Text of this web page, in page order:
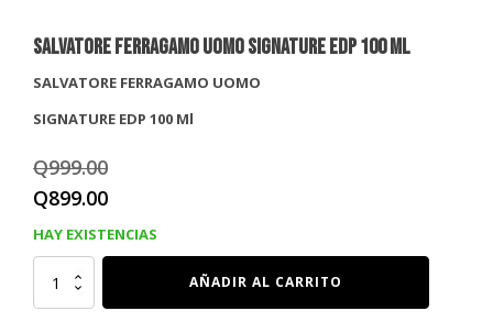
SALVATORE FERRAGAMO UOMO SIGNATURE EDP 100 Ml
SALVATORE FERRAGAMO UOMO
SIGNATURE EDP 100 Ml
Q999.00
El
precio
original
era:
Q899.00El
precio
actual
HAY EXISTENCIAS
SALVATORE
FERRAGAMO
SIGNATURE
AÑADIR AL CARRITO